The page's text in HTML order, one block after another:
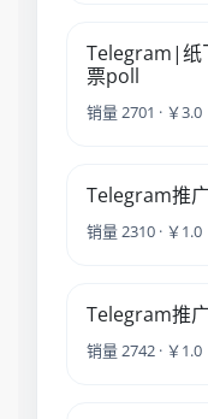
Telegram|纸
票poll
销量 2701 · ￥3.0
Telegram推
销量 2310 · ￥1.0
Telegram推
销量 2742 · ￥1.0